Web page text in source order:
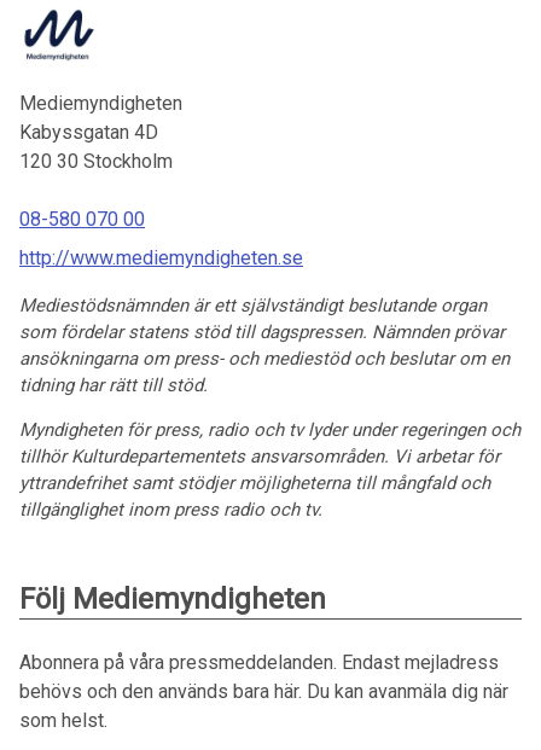
Mediemyndigheten
Kabyssgatan 4D
120 30 Stockholm
08-580 070 00
http://www.mediemyndigheten.se
Mediestödsnämnden är ett självständigt beslutande organ
som fördelar statens stöd till dagspressen. Nämnden prövar
ansökningarna om press- och mediestöd och beslutar om en
tidning har rätt till stöd.
Myndigheten för press, radio och tv lyder under regeringen och
tillhör Kulturdepartementets ansvarsområden. Vi arbetar för
yttrandefrihet samt stödjer möjligheterna till mångfald och
tillgänglighet inom press radio och tv.
Följ Mediemyndigheten
Abonnera på våra pressmeddelanden. Endast mejladress
behövs och den används bara här. Du kan avanmäla dig när
som helst.